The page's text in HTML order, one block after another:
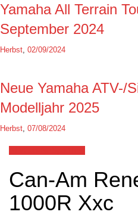
Yamaha All Terrain
September 2024
Herbst 02/09/2024
Neue Yamaha ATV-/
Modelljahr 2025
Herbst 07/08/2024
Can-Am
1000R Xxc